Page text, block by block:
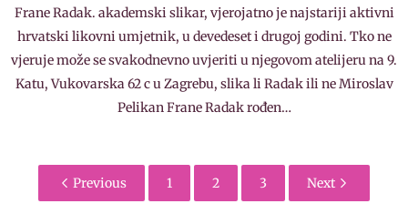
Frane Radak. akademski slikar, vjerojatno je najstariji aktivni
hrvatski likovni umjetnik, u devedeset i drugoj godini. Tko ne
vjeruje može se svakodnevno uvjeriti u njegovom atelijeru na 9.
Katu, Vukovarska 62 c u Zagrebu, slika li Radak ili ne Miroslav
Pelikan Frane Radak rođen…
Previous 1 2 3 Next